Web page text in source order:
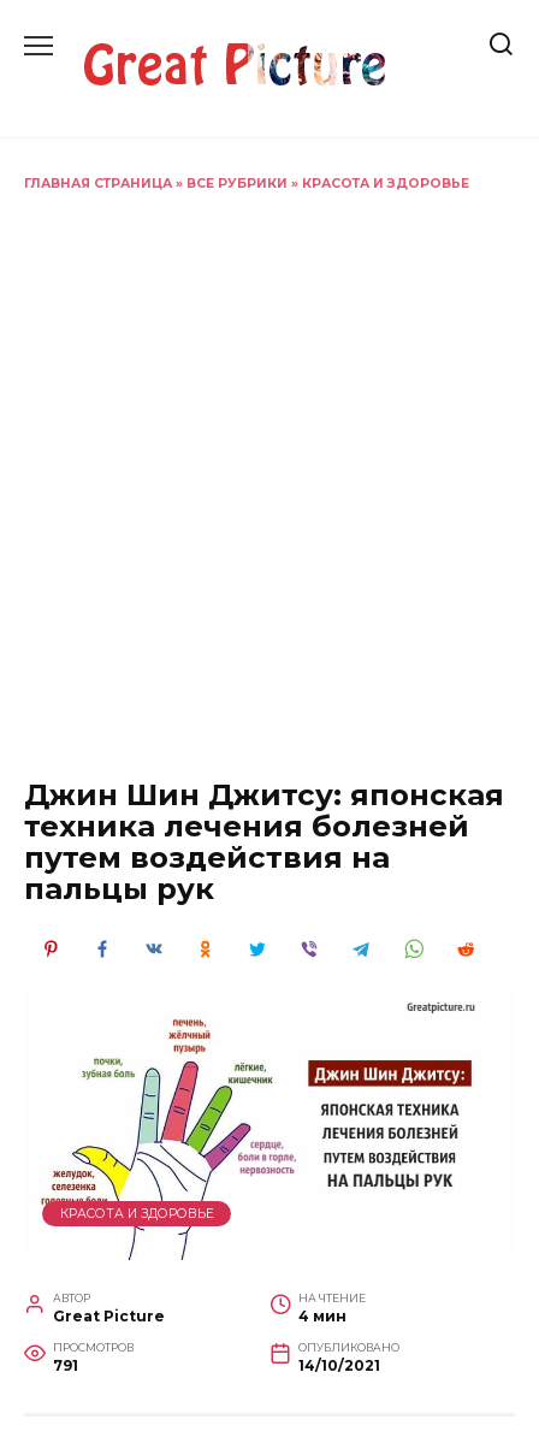
содержанию
ГЛАВНАЯ СТРАНИЦА » ВСЕ РУБРИКИ » КРАСОТА И ЗДОРОВЬЕ
Джин Шин Джитсу: японская
техника лечения болезней
путем воздействия на
пальцы рук
КРАСОТА И ЗДОРОВЬЕ
АВТОР
Great Picture
НА ЧТЕНИЕ
4 мин
ПРОСМОТРОВ
791
ОПУБЛИКОВАНО
14/10/2021